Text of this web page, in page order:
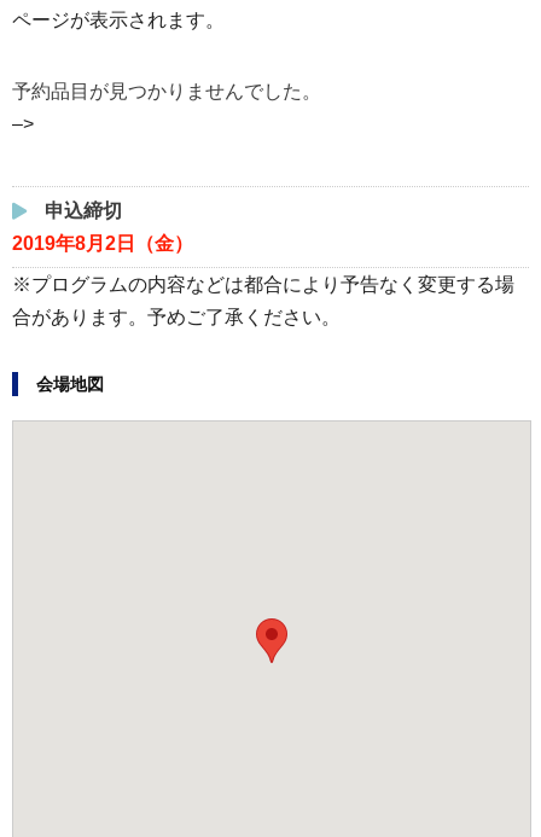
ページが表示されます。
予約品目が見つかりませんでした。
–>
申込締切
2019年8月2日（金）
※プログラムの内容などは都合により予告なく変更する場
合があります。予めご了承ください。
会場地図